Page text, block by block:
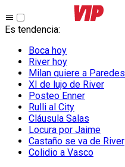
Es tendencia:
Boca hoy
River hoy
Milan quiere a Paredes
XI de lujo de River
Posteo Enner
Rulli al City
Cláusula Salas
Locura por Jaime
Castaño se va de River
Colidio a Vasco